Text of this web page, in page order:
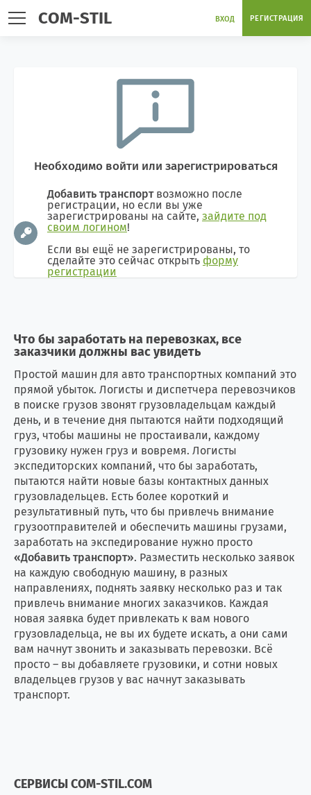
COM-STIL ВХОД РЕГИСТРАЦИЯ
Необходимо войти или зарегистрироваться
Добавить транспортвозможно после
регистрации, но если вы уже
зарегистрированы на сайте, зайдите под
своим логином!
Если вы ещё не зарегистрированы, то
сделайте это сейчас открыть форму
регистрации
Что бы заработать на перевозках, все
заказчики должны вас увидеть
Простой машин для авто транспортных компаний это
прямой убыток. Логисты и диспетчера перевозчиков
в поиске грузов звонят грузовладельцам каждый
день, и в течение дня пытаются найти подходящий
груз, чтобы машины не простаивали, каждому
грузовику нужен груз и вовремя. Логисты
экспедиторских компаний, что бы заработать,
пытаются найти новые базы контактных данных
грузовладельцев. Есть более короткий и
результативный путь, что бы привлечь внимание
грузоотправителей и обеспечить машины грузами,
заработать на экспедирование нужно просто
«Добавить транспорт». Разместить несколько заявок
на каждую свободную машину, в разных
направлениях, поднять заявку несколько раз и так
привлечь внимание многих заказчиков. Каждая
новая заявка будет привлекать к вам нового
грузовладельца, не вы их будете искать, а они сами
вам начнут звонить и заказывать перевозки. Всё
просто – вы добавляете грузовики, и сотни новых
владельцев грузов у вас начнут заказывать
транспорт.
СЕРВИСЫ COM-STIL.COM